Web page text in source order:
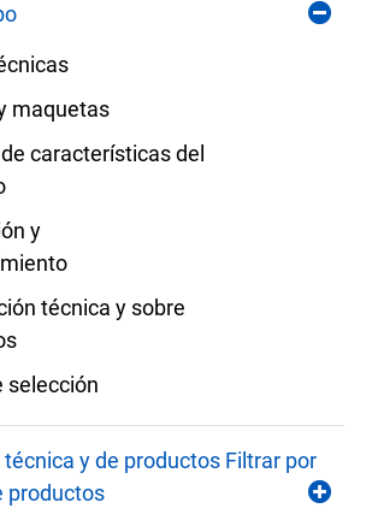
maquetas
características del
y
técnica y sobre
selección
y de productos Filtrar por
productos